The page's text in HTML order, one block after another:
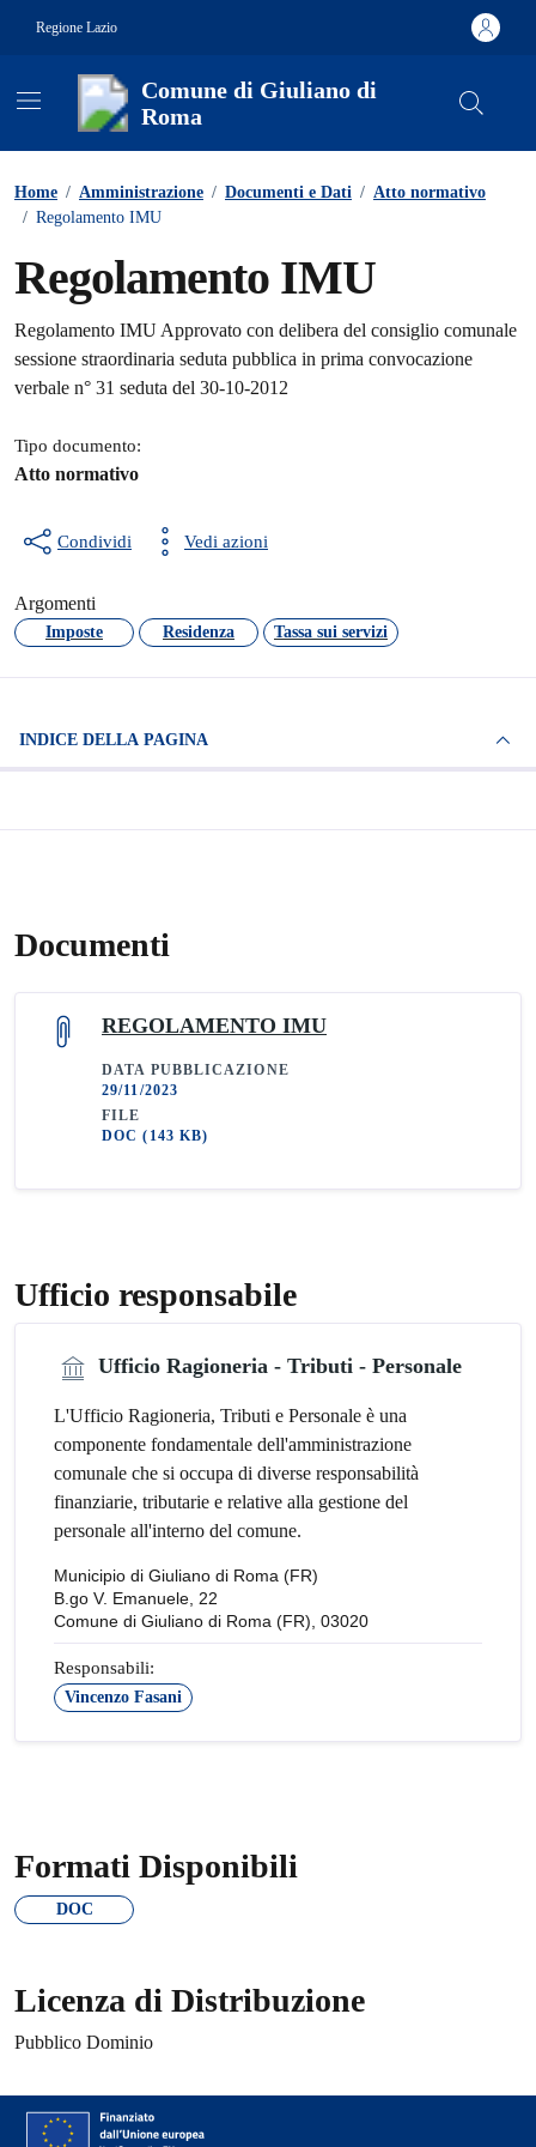
Regione Lazio
Comune di Giuliano di
Roma
Home / Amministrazione / Documenti e Dati / Atto normativo
/ Regolamento IMU
Regolamento IMU
Dettagli del documento
Regolamento IMU Approvato con delibera del consiglio comunale
sessione straordinaria seduta pubblica in prima convocazione
verbale n° 31 seduta del 30-10-2012
Tipo documento:
Atto normativo
Condividi Vedi azioni
Argomenti
Imposte Residenza Tassa sui servizi
INDICE DELLA PAGINA
Documenti
REGOLAMENTO IMU
DATA PUBBLICAZIONE
29/11/2023
FILE
DOC(143 KB)
Ufficio responsabile
Ufficio Ragioneria - Tributi - Personale
L'Ufficio Ragioneria, Tributi e Personale è una
componente fondamentale dell'amministrazione
comunale che si occupa di diverse responsabilità
finanziarie, tributarie e relative alla gestione del
personale all'interno del comune.
Municipio di Giuliano di Roma (FR)
B.go V. Emanuele, 22
Comune di Giuliano di Roma (FR), 03020
Responsabili:
Vincenzo Fasani
Formati Disponibili
DOC
Licenza di Distribuzione
Pubblico Dominio